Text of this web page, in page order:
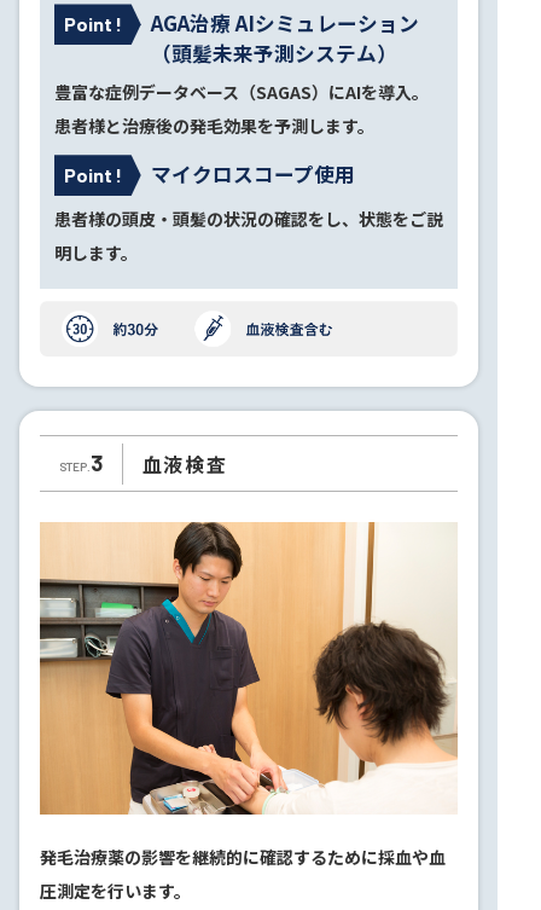
Point !
AGA治療 AIシミュレーション
（頭髪未来予測システム）
豊富な症例データベース（SAGAS）にAIを導入。
患者様と治療後の発毛効果を予測します。
Point ! マイクロスコープ使用
患者様の頭皮・頭髪の状況の確認をし、状態をご説
明します。
STEP. 3 血液検査
発毛治療薬の影響を継続的に確認するために採血や血
圧測定を行います。